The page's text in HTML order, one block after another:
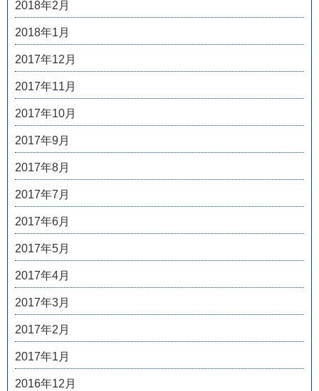
2018年2月
2018年1月
2017年12月
2017年11月
2017年10月
2017年9月
2017年8月
2017年7月
2017年6月
2017年5月
2017年4月
2017年3月
2017年2月
2017年1月
2016年12月